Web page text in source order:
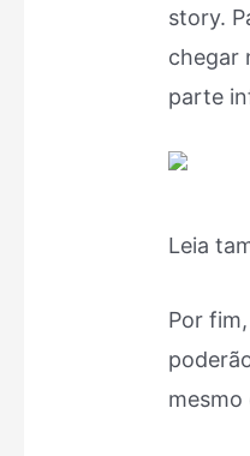
story.
chegar
parte
Leia
Por